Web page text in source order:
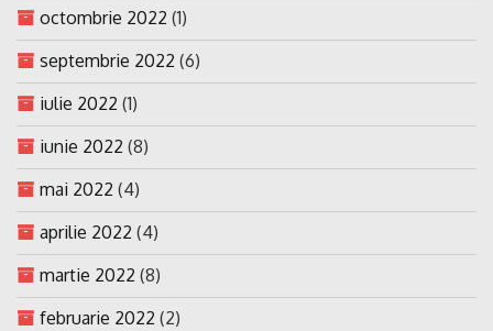
octombrie 2022 (1)
septembrie 2022 (6)
iulie 2022 (1)
iunie 2022 (8)
mai 2022 (4)
aprilie 2022 (4)
martie 2022 (8)
februarie 2022 (2)